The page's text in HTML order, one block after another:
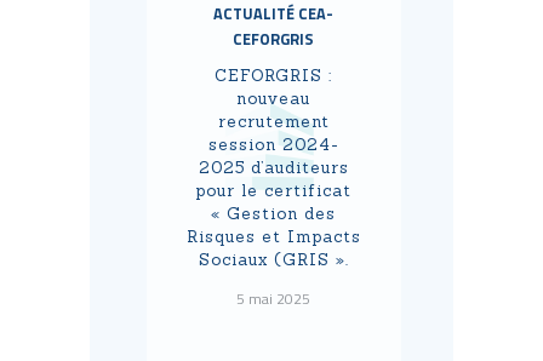
ACTUALITÉ CEA-
CEFORGRIS
CEFORGRIS :
nouveau
recrutement
session 2024-
2025 d’auditeurs
pour le certificat
« Gestion des
Risques et Impacts
Sociaux (GRIS ».
5 mai 2025